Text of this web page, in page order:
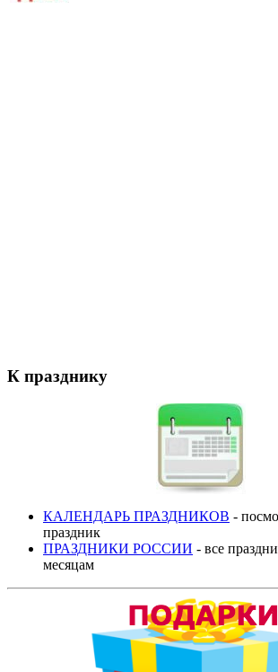
К празднику
КАЛЕНДАРЬ ПРАЗДНИКОВ -
праздник
ПРАЗДНИКИ РОССИИ - все
месяцам